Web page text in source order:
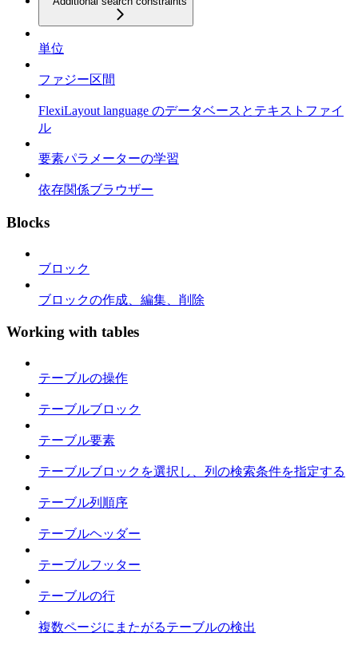
単位
ファジー区間
FlexiLayout language のデータベースとテキストファイ
ル
要素パラメーターの学習
依存関係ブラウザー
Blocks
ブロック
ブロックの作成、編集、削除
Working with tables
テーブルの操作
テーブルブロック
テーブル要素
テーブルブロックを選択し、列の検索条件を指定する
テーブル列順序
テーブルヘッダー
テーブルフッター
テーブルの行
複数ページにまたがるテーブルの検出